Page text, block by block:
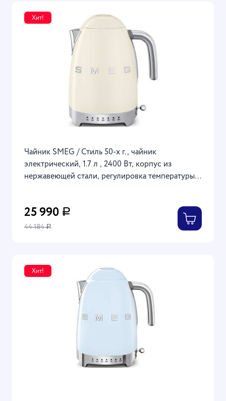
Хит!
Чайник SMEG / Стиль 50-х г., чайник
электрический, 1.7 л , 2400 Вт, корпус из
нержавеющей стали, регулировка температуры,
25 990 Р
44 184Р
Хит!